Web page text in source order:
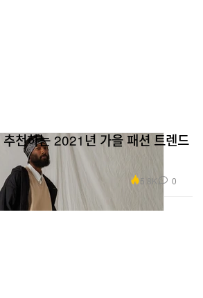
천하는 2021년 가을 패션 트렌드
5.8K 0